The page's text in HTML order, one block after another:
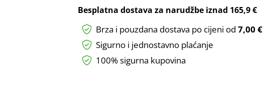
2M
količina
Besplatna dostava za narudžbe iznad 165,9 €
Brza i pouzdana dostava po cijeni od 7,00 €
Sigurno i jednostavno plaćanje
100% sigurna kupovina